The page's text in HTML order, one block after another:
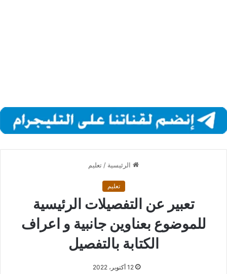
الرئيسية / تعليم
تعليم
تعبير عن التفصيلات الرئيسية
للموضوع بعناوين جانبية و اعراف
الكتابة بالتفصيل
12 أكتوبر، 2022